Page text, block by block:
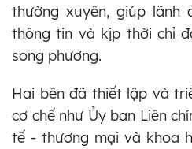
thường xuyên, giúp lãnh
thông tin và kịp thời chỉ
song phương.
Hai bên đã thiết lập và
cơ chế như Ủy ban Liên
tế - thương mại và khoa